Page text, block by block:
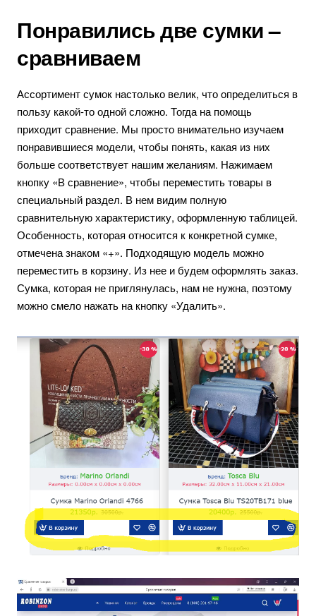
Понравились две сумки –
сравниваем
Ассортимент сумок настолько велик, что определиться в
пользу какой-то одной сложно. Тогда на помощь
приходит сравнение. Мы просто внимательно изучаем
понравившиеся модели, чтобы понять, какая из них
больше соответствует нашим желаниям. Нажимаем
кнопку «В сравнение», чтобы переместить товары в
специальный раздел. В нем видим полную
сравнительную характеристику, оформленную таблицей.
Особенность, которая относится к конкретной сумке,
отмечена знаком «+». Подходящую модель можно
переместить в корзину. Из нее и будем оформлять заказ.
Сумка, которая не приглянулась, нам не нужна, поэтому
можно смело нажать на кнопку «Удалить».